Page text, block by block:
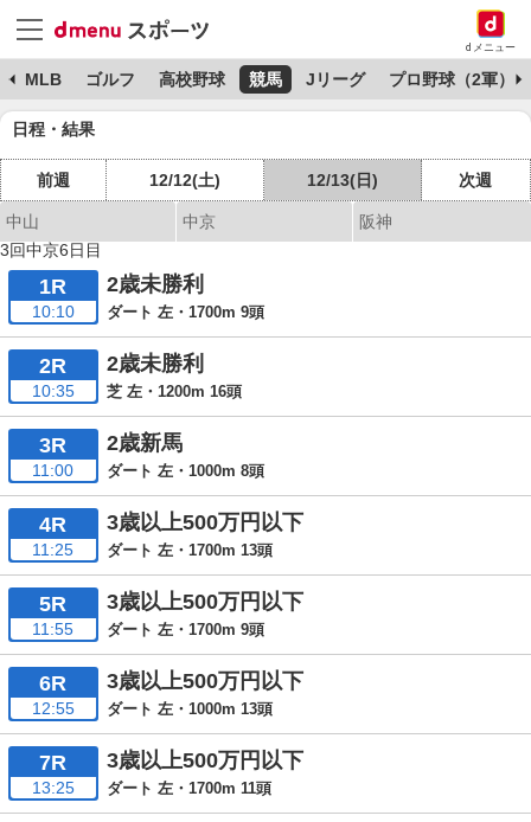
dメニュー
MLB ゴルフ 高校野球 競馬 Jリーグ プロ野球（2軍）
日程・結果
前週 12/12(土) 12/13(日) 次週
中山 中京
阪神
3回中京6日目
1R
10:10
2歳未勝利
ダート 左・1700m 9頭
2R
10:35
2歳未勝利
芝 左・1200m 16頭
3R
11:00
2歳新馬
ダート 左・1000m 8頭
4R
11:25
3歳以上500万円以下
ダート 左・1700m 13頭
5R
11:55
3歳以上500万円以下
ダート 左・1700m 9頭
6R
12:55
3歳以上500万円以下
ダート 左・1000m 13頭
7R
13:25
3歳以上500万円以下
ダート 左・1700m 11頭